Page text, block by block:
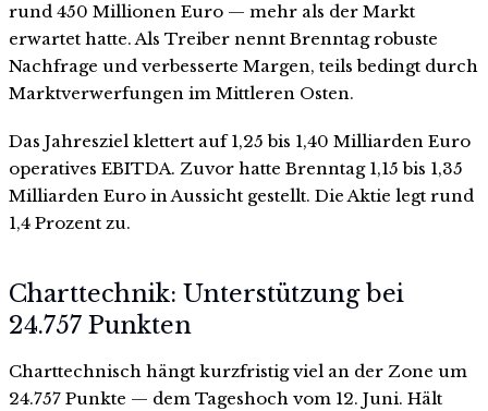
rund 450 Millionen Euro — mehr als der Markt
erwartet hatte. Als Treiber nennt Brenntag robuste
Nachfrage und verbesserte Margen, teils bedingt durch
Marktverwerfungen im Mittleren Osten.
Das Jahresziel klettert auf 1,25 bis 1,40 Milliarden Euro
operatives EBITDA. Zuvor hatte Brenntag 1,15 bis 1,35
Milliarden Euro in Aussicht gestellt. Die Aktie legt rund
1,4 Prozent zu.
Charttechnik: Unterstützung bei
24.757 Punkten
Charttechnisch hängt kurzfristig viel an der Zone um
24.757 Punkte — dem Tageshoch vom 12. Juni. Hält